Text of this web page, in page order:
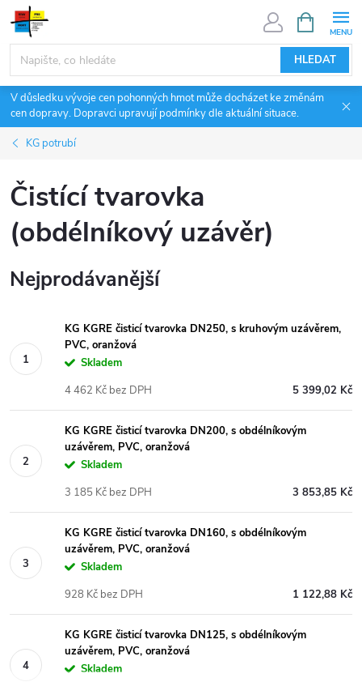
Přejít
obsah
HLEDAT
NÁKUPNÍ
KOŠÍK
V důsledku vývoje cen pohonných hmot může docházet ke změnám
cen dopravy. Dopravci upravují podmínky dle aktuální situace.
KG potrubí
Čistící tvarovka
(obdélníkový uzávěr)
Nejprodávanější
KG KGRE čisticí tvarovka DN250, s kruhovým uzávěrem,
PVC, oranžová
Skladem
5 399,02 Kč
4 462 Kč bez DPH
KG KGRE čisticí tvarovka DN200, s obdélníkovým
uzávěrem, PVC, oranžová
Skladem
3 853,85 Kč
3 185 Kč bez DPH
KG KGRE čisticí tvarovka DN160, s obdélníkovým
uzávěrem, PVC, oranžová
Skladem
1 122,88 Kč
928 Kč bez DPH
KG KGRE čisticí tvarovka DN125, s obdélníkovým
uzávěrem, PVC, oranžová
Skladem